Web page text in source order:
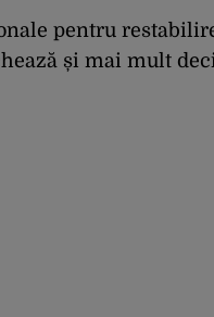
pentru
și mai mult